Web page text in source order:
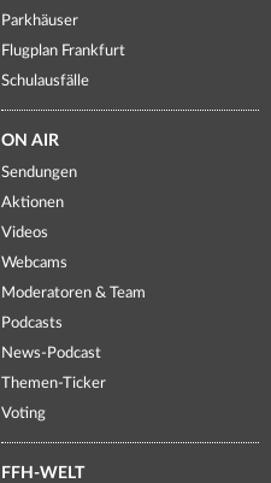
Parkhäuser
Flugplan Frankfurt
Schulausfälle
ON AIR
Sendungen
Aktionen
Videos
Webcams
Moderatoren & Team
Podcasts
News-Podcast
Themen-Ticker
Voting
FFH-WELT